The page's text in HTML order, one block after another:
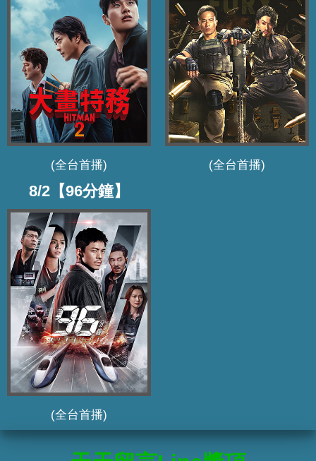
(全台首播) (全台首播)
8/2【96分鐘】
(全台首播)